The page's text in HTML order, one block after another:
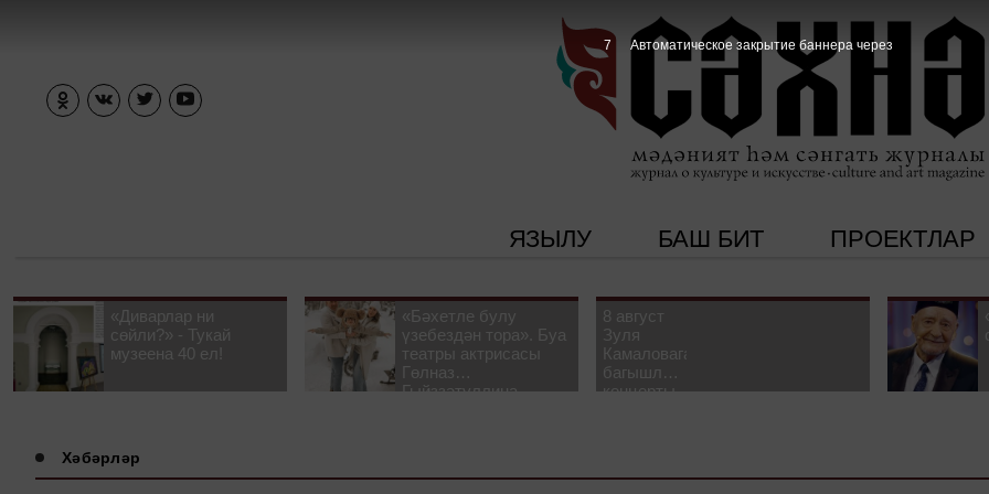
ЯЗЫЛУ БАШ БИТ ПРОЕКТЛАР
«Диварлар ни
сөйли?» - Тукай
музеена 40 ел!
«Бәхетле булу
үзебездән тора». Буа
театры актрисасы
Гөлназ
Гыйззәтуллина-
8 август
Зуля
Камаловага
багышлау
концерты
Хәбәрләр
6 Автоматическое закрытие баннера через